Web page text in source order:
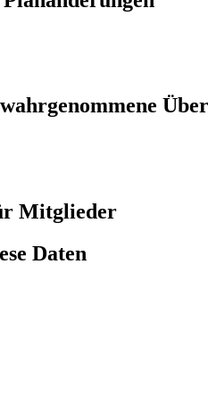
Mitglieder
Daten